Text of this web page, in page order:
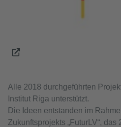
Alle 2018 durchgeführten
Institut Riga unterstützt.
Die Ideen entstanden im
Zukunftsprojekts „FuturLV“,